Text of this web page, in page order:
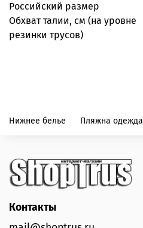
Российский размер
Обхват талии, см (на уровне
резинки трусов)
Нижнее белье Пляжна одежда
Контакты